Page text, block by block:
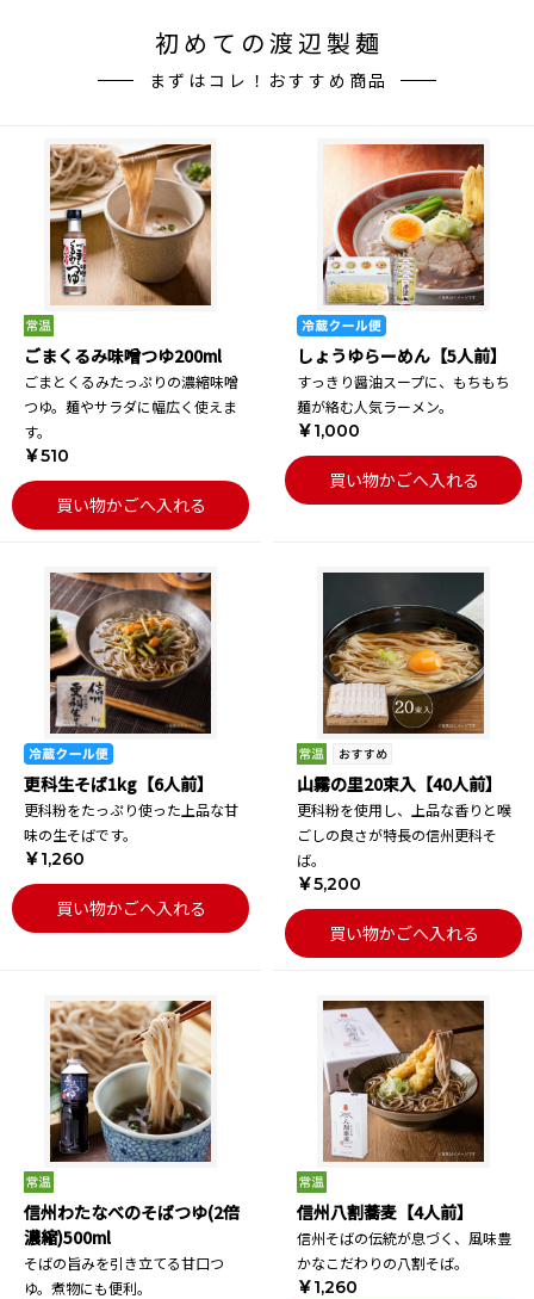
初めての渡辺製麺
まずはコレ！おすすめ商品
ごまくるみ味噌つゆ200ml
ごまとくるみたっぷりの濃縮味噌
つゆ。麺やサラダに幅広く使えま
す。
￥510
買い物かごへ入れる
しょうゆらーめん【5人前】
すっきり醤油スープに、もちもち
麺が絡む人気ラーメン。
￥1,000
買い物かごへ入れる
更科生そば1kg【6人前】
更科粉をたっぷり使った上品な甘
味の生そばです。
￥1,260
買い物かごへ入れる
山霧の里20束入【40人前】
更科粉を使用し、上品な香りと喉
ごしの良さが特長の信州更科そ
ば。
￥5,200
買い物かごへ入れる
信州わたなべのそばつゆ(2倍
濃縮)500ml
そばの旨みを引き立てる甘口つ
ゆ。煮物にも便利。
信州八割蕎麦【4人前】
信州そばの伝統が息づく、風味豊
かなこだわりの八割そば。
￥1,260